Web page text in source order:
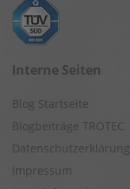
Interne Seiten
Blog Startseite
Blogbeiträge TROTEC
Datenschutzerklärung
Impressum